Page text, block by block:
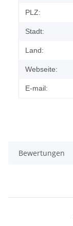
PLZ:
Stadt:
Land:
Webseite:
E-mail:
Bewertungen